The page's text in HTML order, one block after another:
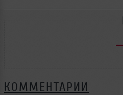
КОММЕНТАРИИ